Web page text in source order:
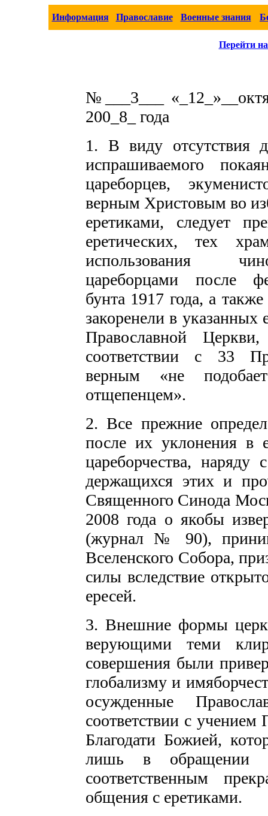
Информация Православие Военные знания
Перейти
№___3___
200_8_ года
1. В виду отсутствия
испрашиваемого
цареборцев,
верным Христовым во
еретиками, следует
еретических, тех
использования
цареборцами после
бунта 1917 года, а
закоренели в указанных
Православной
соответствии с 33
верным «не
отщепенцем».
2. Все прежние
после их уклонения в
цареборчества,
держащихся этих и
Священного Синода
2008 года о якобы
(журнал № 90),
Вселенского Собора,
силы вследствие
ересей.
3. Внешние формы
верующими теми
совершения были
глобализму и
осужденные
соответствии с
Благодати Божией,
лишь в обращении
соответственным
общения с еретиками.